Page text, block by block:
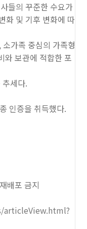
들의 꾸준한 수요가
화 및 기후 변화에 따
소가족 중심의 가족형
와 보관에 적합한 포
세다.
인증을 취득했다.
배포 금지